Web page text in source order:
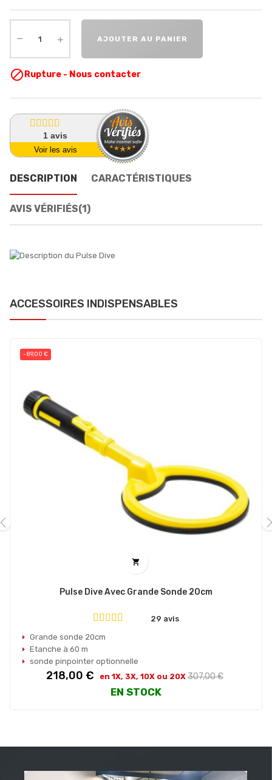
AJOUTER AU PANIER
 Rupture - Nous contacter
1avis
Voir les avis
DESCRIPTION CARACTÉRISTIQUES
AVIS VÉRIFIÉS(1)
ACCESSOIRES INDISPENSABLES
-89,00 €

Pulse Dive Avec Grande Sonde 20cm
29 avis
Grande sonde 20cm
Etanche à 60 m
sonde pinpointer optionnelle
Prix
218,00 € en 1X, 3X, 10X ou 20X Prix
307,00 €
EN STOCK